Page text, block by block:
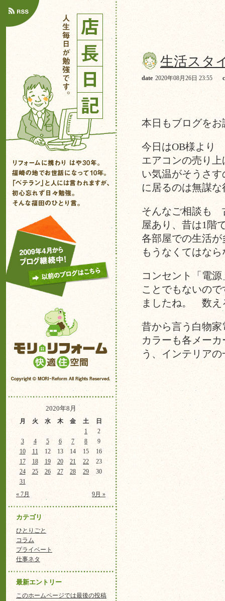
2020年8月
月 火 水 木 金 土 日
« 7月 9月 »
1
2
3
4 5 6 7 8
9
10
11 12 13 14 15
16
17
18 19 20 21 22
23
24
25 26 27 28 29
30
31
カテゴリ
ひとりごと
コラム
プライベート
仕事ネタ
最新エントリー
このホームページでは最後の投稿
生活スタ
date 2020年08月26日 23:55
本日もブログを
今日はOB様よ
エアコンの売り
い気温がそうさ
に居るのは無謀
そんなご相談も
屋あり、昔は1階
各部屋での生活
もうなくてはな
コンセント「電
ことでもないの
ましたね。 数え
昔から言う白物
カラーも各メー
う、インテリア